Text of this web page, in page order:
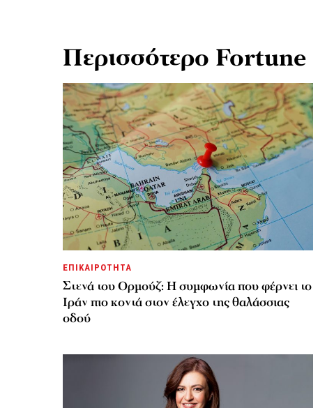
Περισσότερο Fortune
ΕΠΙΚΑΙΡΟΤΗΤΑ
Στενά του Ορμούζ: Η συμφωνία που φέρνει το
Ιράν πιο κοντά στον έλεγχο της θαλάσσιας
οδού